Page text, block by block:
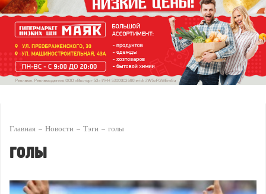
Главная Новости Тэги голы
голы